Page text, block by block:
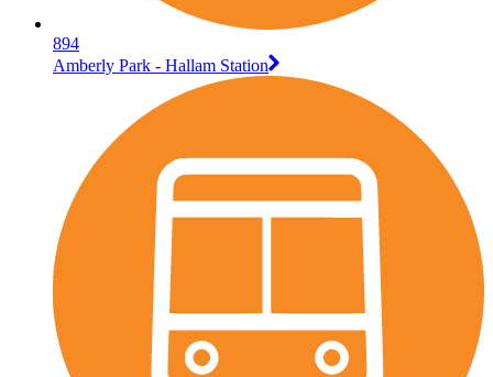
894
Amberly Park - Hallam Station